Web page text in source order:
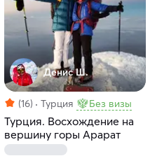
Денис Ш.
(16) Турция Без визы
Турция. Восхождение на
вершину горы Арарат